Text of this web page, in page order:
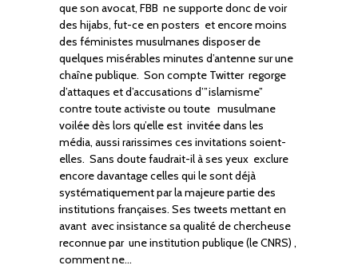
que son avocat, FBB ne supporte donc de voir
des hijabs, fut-ce en posters et encore moins
des féministes musulmanes disposer de
quelques misérables minutes d’antenne sur une
chaîne publique. Son compte Twitter regorge
d’attaques et d’accusations d’”islamisme”
contre toute activiste ou toute musulmane
voilée dès lors qu’elle est invitée dans les
média, aussi rarissimes ces invitations soient-
elles. Sans doute faudrait-il à ses yeux exclure
encore davantage celles qui le sont déjà
systématiquement par la majeure partie des
institutions françaises. Ses tweets mettant en
avant avec insistance sa qualité de chercheuse
reconnue par une institution publique (le CNRS) ,
comment ne…